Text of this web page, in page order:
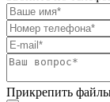
Прикрепить